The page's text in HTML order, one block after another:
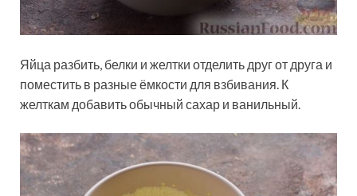
Яйца разбить, белки и желтки отделить друг от друга и
поместить в разные ёмкости для взбивания. К
желткам добавить обычный сахар и ванильный.